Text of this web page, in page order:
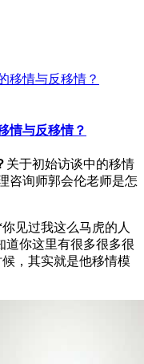
情与反移情？
关于初始访谈中的移情
咨询师郭会伦老师是怎
见过我这么马虎的人
道你这里有很多很多很
，其实就是他移情模